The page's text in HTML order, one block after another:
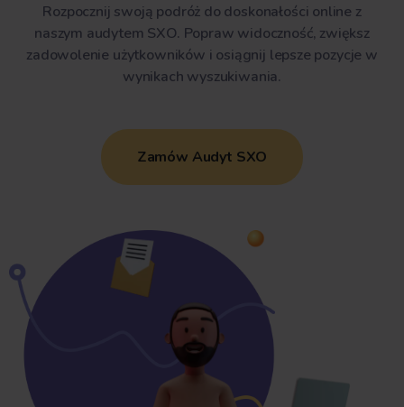
Rozpocznij swoją podróż do doskonałości online z
naszym audytem SXO. Popraw widoczność, zwiększ
zadowolenie użytkowników i osiągnij lepsze pozycje w
wynikach wyszukiwania.
Zamów Audyt SXO